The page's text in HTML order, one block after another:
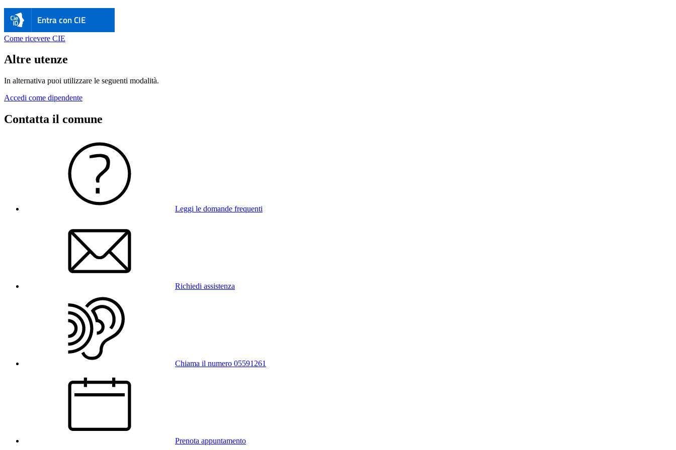
Entra con CIE
Come ricevere CIE
Altre utenze
In alternativa puoi utilizzare le seguenti modalità.
Accedi come dipendente
Contatta il comune
Leggi le domande frequenti
Richiedi assistenza
Chiama il numero 05591261
Prenota appuntamento